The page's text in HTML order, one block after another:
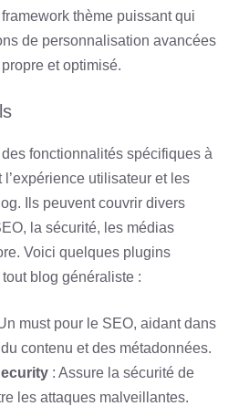
thème puissant qui
de personnalisation avancées
et optimisé.
fonctionnalités spécifiques à
utilisateur et les
Ils peuvent couvrir divers
la sécurité, les médias
Voici quelques plugins
blog généraliste :
must pour le SEO, aidant dans
du contenu et des métadonnées.
: Assure la sécurité de
les attaques malveillantes.